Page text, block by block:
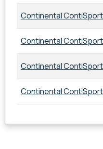
Continental
Continental
Continental
Continental